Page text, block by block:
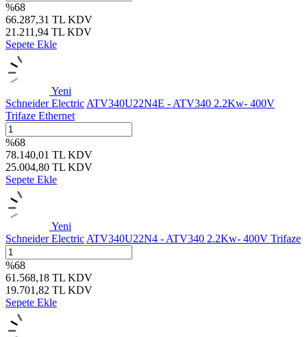
%68
66.287,31 TL KDV
21.211,94 TL KDV
Sepete Ekle
Yeni
Schneider Electric ATV340U22N4E - ATV340 2.2Kw- 400V
Trifaze Ethernet
%68
78.140,01 TL KDV
25.004,80 TL KDV
Sepete Ekle
Yeni
Schneider Electric ATV340U22N4 - ATV340 2.2Kw- 400V Trifaze
%68
61.568,18 TL KDV
19.701,82 TL KDV
Sepete Ekle